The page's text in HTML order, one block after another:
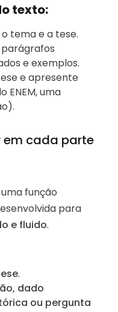
texto:
tema e a tese.
parágrafos
e exemplos.
e apresente
ENEM, uma
em cada parte
função
para
e fluido.
.
dado
ou pergunta